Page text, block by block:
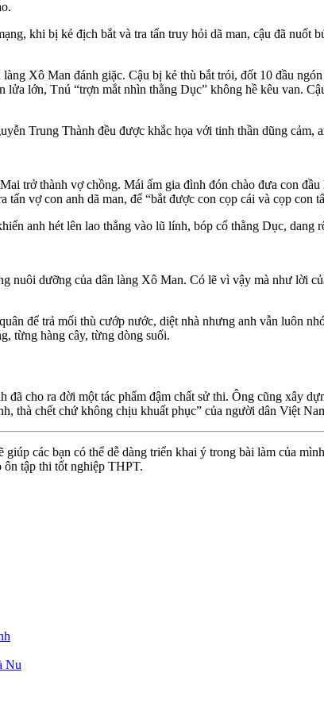
khi bị kẻ địch bắt và tra tấn truy hỏi dã man, cậu đã
Xô Man đánh giặc. Cậu bị kẻ thù bắt trói, đốt 10 đầu
lửa lớn, Tnú “trợn mắt nhìn thằng Dục” không hề kêu van.
Trung Thành đều được khắc họa với tinh thần dũng cảm,
trở thành vợ chồng. Mái ấm gia đình đón chào đưa con
vợ con anh dã man, để “bắt được con cọp cái và cọp con
anh hét lên lao thẳng vào lũ lính, bóp cổ thằng Dục,
nuôi dưỡng của dân làng Xô Man. Có lẽ vì vậy mà như lời
để trả mối thù cướp nước, diệt nhà nhưng anh vẫn luôn
từng hàng cây, từng dòng suối.
cho ra đời một tác phẩm đậm chất sử thi. Ông cũng xây
thà chết chứ không chịu khuất phục” của người dân Việt
các bạn có thể dễ dàng triển khai ý trong bài làm của
ôn tập thi tốt nghiệp THPT.
Nu